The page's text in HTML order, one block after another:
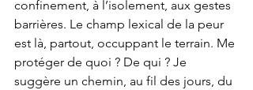
confinement, à l’isolement, aux gestes
barrières. Le champ lexical de la peur
est là, partout, occuppant le terrain. Me
protéger de quoi ? De qui ? Je
suggère un chemin, au fil des jours, du